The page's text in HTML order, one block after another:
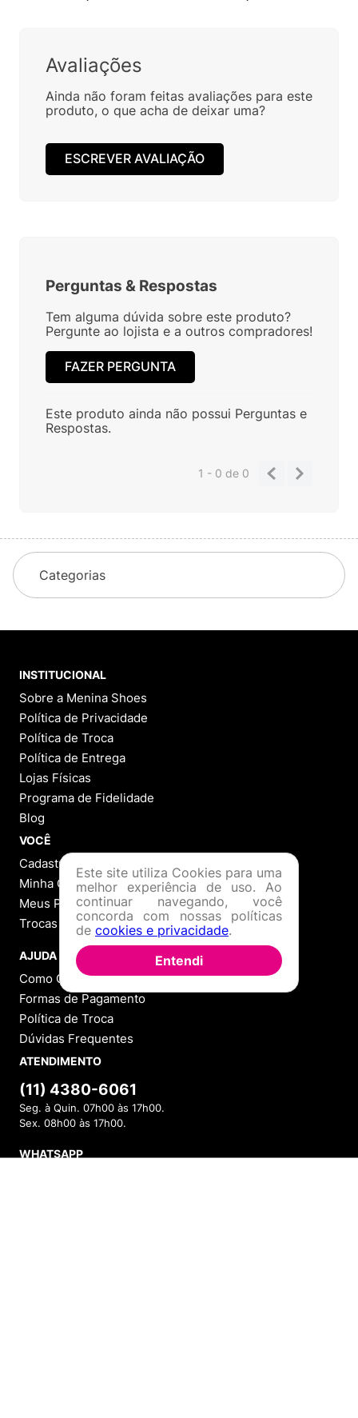
Avaliações
Ainda não foram feitas avaliações para este
produto, o que acha de deixar uma?
ESCREVER AVALIAÇÃO
Perguntas & Respostas
Tem alguma dúvida sobre este produto?
Pergunte ao lojista e a outros compradores!
FAZER PERGUNTA
Este produto ainda não possui Perguntas e
Respostas.
1 - 0de 0
Categorias
INSTITUCIONAL
Sobre a Menina Shoes
Política de Privacidade
Política de Troca
Política de Entrega
Lojas Físicas
Programa de Fidelidade
Blog
VOCÊ
Cadastre-se
Minha Conta
Meus Pedidos
Trocas e Devoluções
AJUDA
Como Comprar
Formas de Pagamento
Política de Troca
Dúvidas Frequentes
ATENDIMENTO
(11) 4380-6061
Seg. à Quin. 07h00 às 17h00.
Sex. 08h00 às 17h00.
WHATSAPP
Este site utiliza Cookies para uma
melhor experiência de uso. Ao
continuar navegando, você
concorda com nossas políticas
de cookies e privacidade.
Entendi